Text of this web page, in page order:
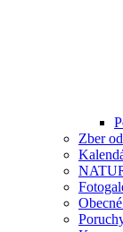
Zber